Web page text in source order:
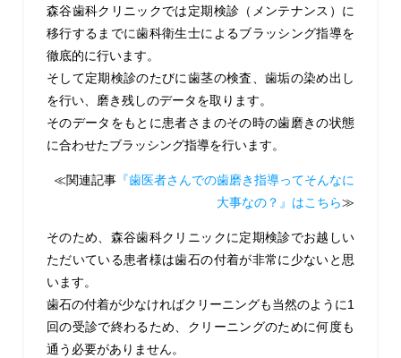
森谷歯科クリニックでは定期検診（メンテナンス）に
移行するまでに歯科衛生士によるブラッシング指導を
徹底的に行います。
そして定期検診のたびに歯茎の検査、歯垢の染め出し
を行い、磨き残しのデータを取ります。
そのデータをもとに患者さまのその時の歯磨きの状態
に合わせたブラッシング指導を行います。
≪関連記事 『歯医者さんでの歯磨き指導ってそんなに
大事なの？』はこちら≫
そのため、森谷歯科クリニックに定期検診でお越しい
ただいている患者様は歯石の付着が非常に少ないと思
います。
歯石の付着が少なければクリーニングも当然のように1
回の受診で終わるため、クリーニングのために何度も
通う必要がありません。